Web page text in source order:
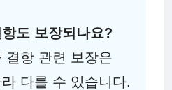
도 보장되나요?
결항 관련 보장은
다를 수 있습니다.